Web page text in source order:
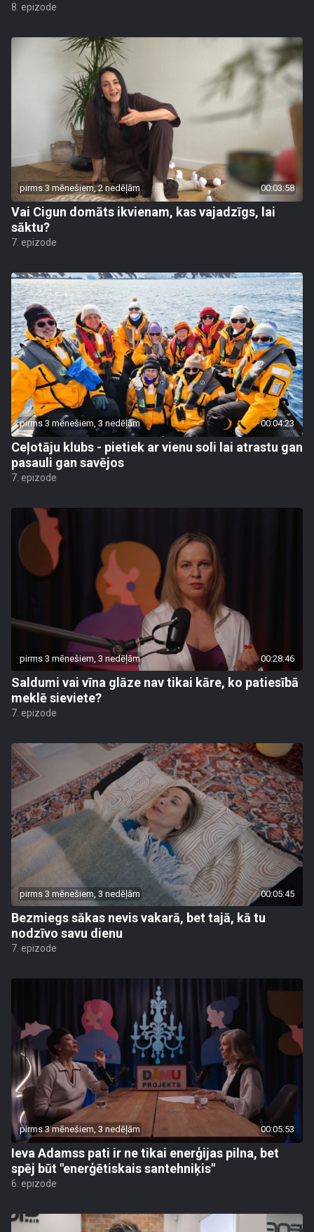
8. epizode
pirms 3 mēnešiem, 2 nedēļām 00:03:58
Vai Cigun domāts ikvienam, kas vajadzīgs, lai
sāktu?
7. epizode
pirms 3 mēnešiem, 3 nedēļām 00:04:23
Ceļotāju klubs - pietiek ar vienu soli lai atrastu gan
pasauli gan savējos
7. epizode
pirms 3 mēnešiem, 3 nedēļām 00:28:46
Saldumi vai vīna glāze nav tikai kāre, ko patiesībā
meklē sieviete?
7. epizode
pirms 3 mēnešiem, 3 nedēļām 00:05:45
Bezmiegs sākas nevis vakarā, bet tajā, kā tu
nodzīvo savu dienu
7. epizode
pirms 3 mēnešiem, 3 nedēļām 00:05:53
Ieva Adamss pati ir ne tikai enerģijas pilna, bet
spēj būt "enerģētiskais santehniķis"
6. epizode